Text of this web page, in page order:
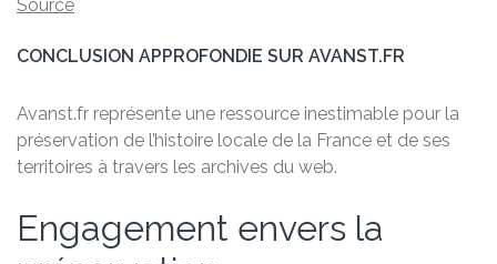
Source
CONCLUSION APPROFONDIE SUR AVANST.FR
Avanst.fr représente une ressource inestimable pour la
préservation de l’histoire locale de la France et de ses
territoires à travers les archives du web.
Engagement envers la